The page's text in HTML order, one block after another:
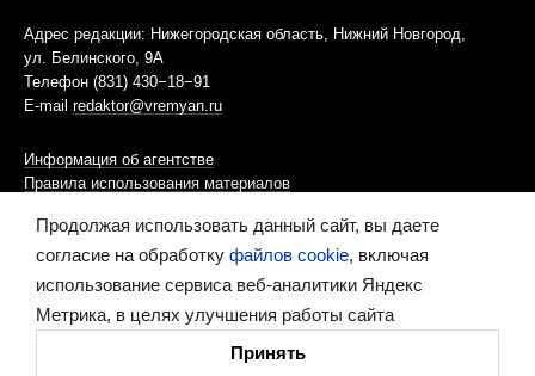
Адрес редакции: Нижегородская область, Нижний Новгород,
ул. Белинского, 9А
Телефон (831) 430−18−91
E-mail redaktor@vremyan.ru
Информация об агентстве
Правила использования материалов
Информационная политика использования «cookies»-файлов
Ресурс содержит материалы 16+
Продолжая использовать данный сайт, вы даете
согласие на обработку файлов cookie, включая
использование сервиса веб-аналитики Яндекс
Метрика, в целях улучшения работы сайта
Принять